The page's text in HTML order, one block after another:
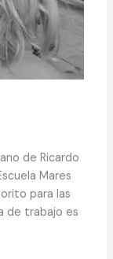
de Ricardo
Mares
para las
de trabajo es